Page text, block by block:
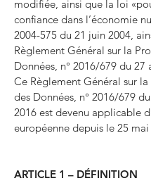
modifiée, ainsi que la loi
confiance dans l’économie
2004-575 du 21 juin 2004,
Règlement Général sur la
Données, n° 2016/679 du 27
Ce Règlement Général sur
des Données, n° 2016/679
2016 est devenu applicable
européenne depuis le 25 mai
ARTICLE 1 – DÉFINITION